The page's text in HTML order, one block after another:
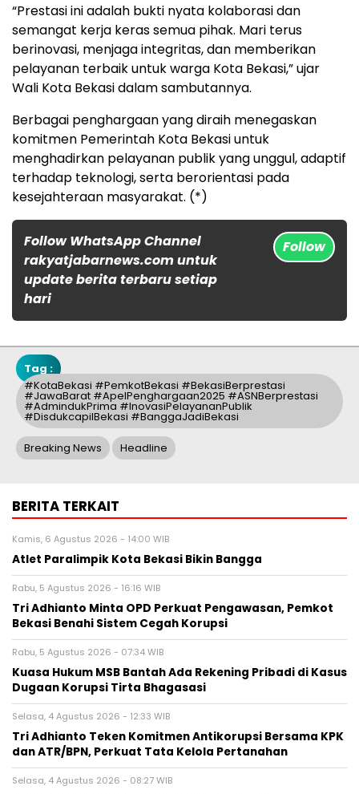
“Prestasi ini adalah bukti nyata kolaborasi dan
semangat kerja keras semua pihak. Mari terus
berinovasi, menjaga integritas, dan memberikan
pelayanan terbaik untuk warga Kota Bekasi,” ujar
Wali Kota Bekasi dalam sambutannya.
Berbagai penghargaan yang diraih menegaskan
komitmen Pemerintah Kota Bekasi untuk
menghadirkan pelayanan publik yang unggul, adaptif
terhadap teknologi, serta berorientasi pada
kesejahteraan masyarakat. (*)
Follow WhatsApp Channel
rakyatjabarnews.com untuk
update berita terbaru setiap
hari
Follow
Tag :
#KotaBekasi #PemkotBekasi #BekasiBerprestasi
#JawaBarat #ApelPenghargaan2025 #ASNBerprestasi
#AdmindukPrima #InovasiPelayananPublik
#DisdukcapilBekasi #BanggaJadiBekasi
Breaking News Headline
BERITA TERKAIT
Kamis, 6 Agustus 2026 - 14:00 WIB
Atlet Paralimpik Kota Bekasi Bikin Bangga
Rabu, 5 Agustus 2026 - 16:16 WIB
Tri Adhianto Minta OPD Perkuat Pengawasan, Pemkot
Bekasi Benahi Sistem Cegah Korupsi
Rabu, 5 Agustus 2026 - 07:34 WIB
Kuasa Hukum MSB Bantah Ada Rekening Pribadi di Kasus
Dugaan Korupsi Tirta Bhagasasi
Selasa, 4 Agustus 2026 - 12:33 WIB
Tri Adhianto Teken Komitmen Antikorupsi Bersama KPK
dan ATR/BPN, Perkuat Tata Kelola Pertanahan
Selasa, 4 Agustus 2026 - 08:27 WIB